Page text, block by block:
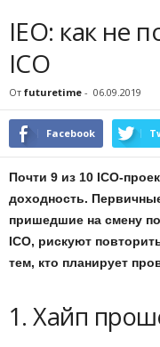
IEO: как не
ICO
От futuretime - 06.09.2019
Facebook
Почти 9 из 10 ICO-
доходность.
пришедшие на смену
ICO, рискуют
тем, кто планирует
1. Хайп